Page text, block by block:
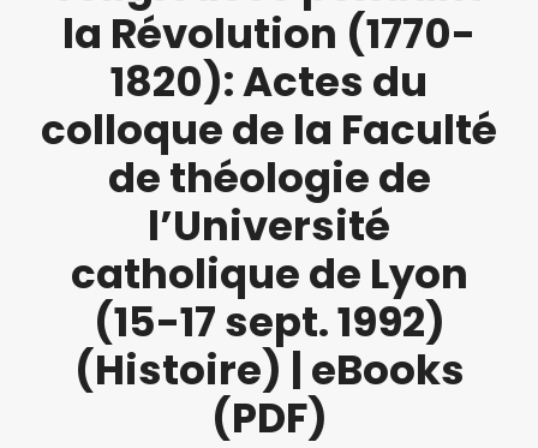
la Révolution (1770-
1820): Actes du
colloque de la Faculté
de théologie de
l’Université
catholique de Lyon
(15-17 sept. 1992)
(Histoire) | eBooks
(PDF)